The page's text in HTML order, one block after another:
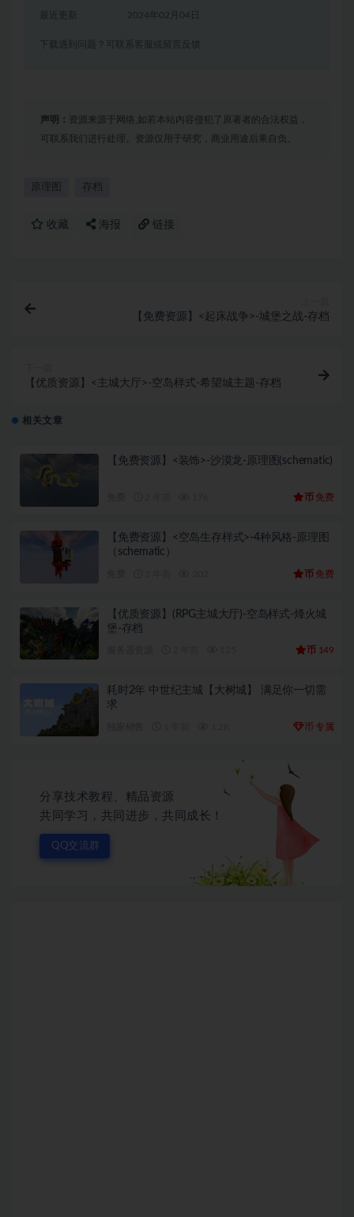
2024年02月04日
下载遇到问题？可联系客服或留言反馈
声明：
资源来源于网络,如若本站内容侵犯了原著者的合法权益，
可联系我们进行处理。资源仅用于研究，商业用途后果自负。
原理图 存档
收藏 海报 链接
【免费资源】<起床战争>-城堡之战-存档
【优质资源】<主城大厅>-空岛样式-希望城主题-存档
相关文章
【免费资源】<装饰>-沙漠龙-原理图(schematic)
币 免费
【免费资源】<空岛生存样式>-4种风格-原理图
（schematic）
币 免费
【优质资源】(RPG主城大厅)-空岛样式-烽火城
堡-存档
币 149
耗时2年 中世纪主城【大树城】 满足你一切需
求
币 专属
分享技术教程、精品资源
共同学习，共同进步，共同成长！
QQ交流群